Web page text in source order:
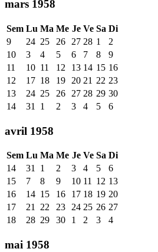
mars 1958
Sem Lu Ma Me Je Ve Sa Di
9
24 25 26 27 28 1
2
10
3 4 5 6 7 8
9
11
10 11 12 13 14 15 16
12
17 18 19 20 21 22 23
13
24 25 26 27 28 29 30
14
31 1 2 3 4 5 6
avril 1958
Sem Lu Ma Me Je Ve Sa Di
14
31 1 2 3 4 5
6
15
7 8 9 10 11 12 13
16
14 15 16 17 18 19 20
17
21 22 23 24 25 26 27
18
28 29 30 1 2 3 4
mai 1958